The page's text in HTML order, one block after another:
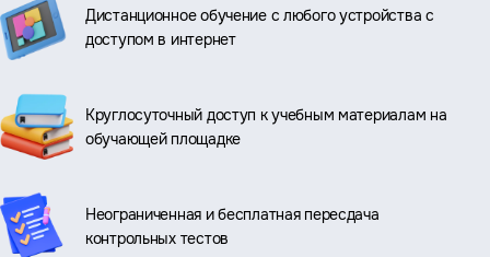
Дистанционное обучение с любого устройства с
доступом в интернет
Круглосуточный доступ к учебным материалам на
обучающей площадке
Неограниченная и бесплатная пересдача
контрольных тестов